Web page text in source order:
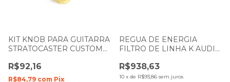
KIT KNOB PARA GUITARRA
STRATOCASTER CUSTOM
R$92,16
R$84,79 com Pix
REGUA DE ENERGIA
FILTRO DE LINHA K AUDIO
2500W
R$938,63
10 x de R$93,86 sem juros